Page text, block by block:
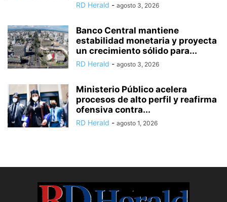
RD Herald - agosto 3, 2026
Banco Central mantiene
estabilidad monetaria y proyecta
un crecimiento sólido para...
RD Herald - agosto 3, 2026
Ministerio Público acelera
procesos de alto perfil y reafirma
ofensiva contra...
RD Herald - agosto 1, 2026